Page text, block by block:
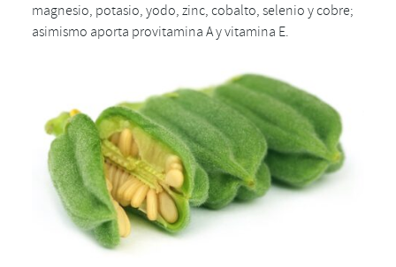
magnesio, potasio, yodo, zinc, cobalto, selenio y cobre;
asimismo aporta provitamina A y vitamina E.